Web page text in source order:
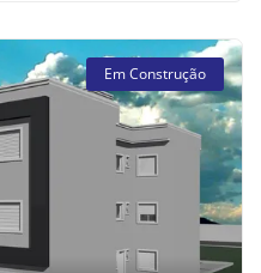
Em Construção